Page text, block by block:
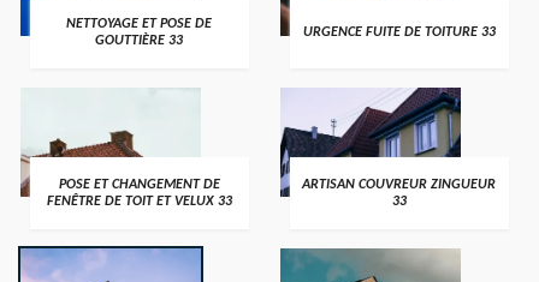
NETTOYAGE ET POSE DE
GOUTTIÈRE 33
URGENCE FUITE DE TOITURE 33
POSE ET CHANGEMENT DE
FENÊTRE DE TOIT ET VELUX 33
ARTISAN COUVREUR ZINGUEUR
33